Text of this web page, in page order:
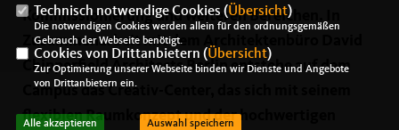
Kommissionierung und weiteren Bereichen. In
Zusammenarbeit mit dem Architektenbüro David
Chipperfield Architects Berlin entstehe auf dem
Campus das Creativ-Center, das sich mit seinem
flexiblen Raumkonzept und der hochwertigen
Technisch notwendige Cookies (Übersicht)
Die notwendigen Cookies werden allein für den ordnungsgemäßen
Gebrauch der Webseite benötigt.
Cookies von Drittanbietern (Übersicht)
Zur Optimierung unserer Webseite binden wir Dienste und Angebote
von Drittanbietern ein.
Alle akzeptieren Auswahl speichern